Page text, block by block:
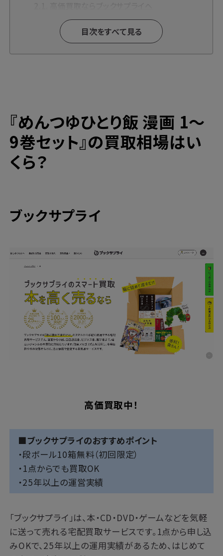
今なら期間限定のキャンペーンも開催中！
目次をすべて見る
『めんつゆひとり飯 漫画 1～
9巻セット』の買取相場はい
くら？
ブックサプライ
高価買取中！
■ブックサプライのおすすめポイント
・段ボール10箱無料（初回限定）
・1点からでも買取OK
・25年以上の運営実績
「ブックサプライ 」は、本・CD・DVD・ゲームなどを気軽
に送って売れる宅配買取サービスです。1点から申し込
みOKで、25年以上の運用実績があるため、はじめて